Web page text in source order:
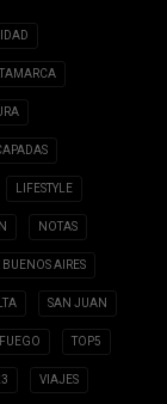
LIFESTYLE
NOTAS
AIRES
SAN JUAN
TOP5
VIAJES